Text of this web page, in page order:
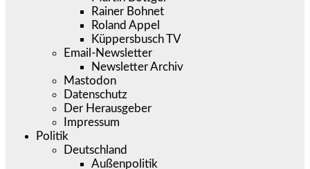
Rainer Bohnet
Roland Appel
Küppersbusch TV
Email-Newsletter
Newsletter Archiv
Mastodon
Datenschutz
Der Herausgeber
Impressum
Politik
Deutschland
Außenpolitik